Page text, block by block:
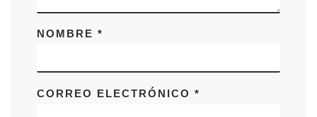
NOMBRE *
CORREO ELECTRÓNICO *